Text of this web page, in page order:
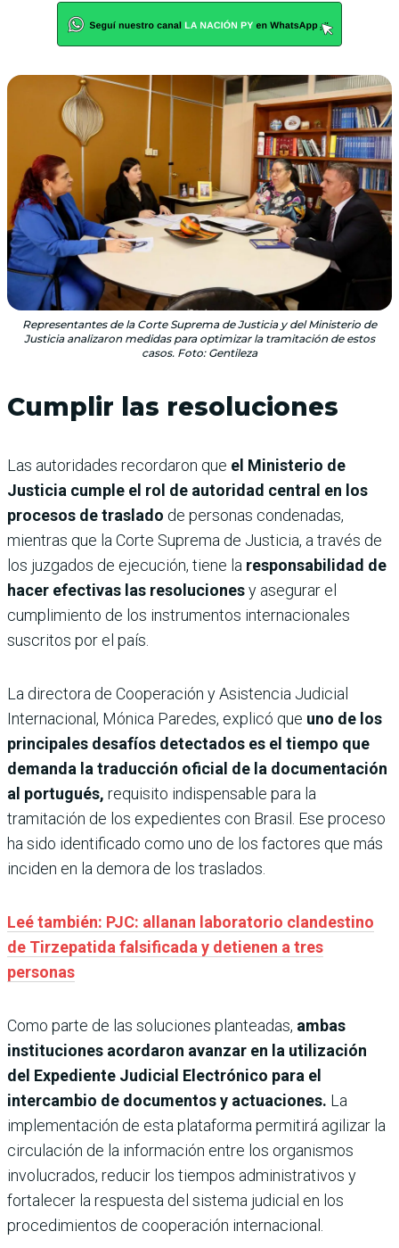
Representantes de la Corte Suprema de Justicia y del Ministerio de
Justicia analizaron medidas para optimizar la tramitación de estos
casos. Foto: Gentileza
Cumplir las resoluciones
Las autoridades recordaron que el Ministerio de
Justicia cumple el rol de autoridad central en los
procesos de traslado de personas condenadas,
mientras que la Corte Suprema de Justicia, a través de
los juzgados de ejecución, tiene la responsabilidad de
hacer efectivas las resolucionesy asegurar el
cumplimiento de los instrumentos internacionales
suscritos por el país.
La directora de Cooperación y Asistencia Judicial
Internacional, Mónica Paredes, explicó que uno de los
principales desafíos detectados es el tiempo que
demanda la traducción oficial de la documentación
al portugués, requisito indispensable para la
tramitación de los expedientes con Brasil. Ese proceso
ha sido identificado como uno de los factores que más
inciden en la demora de los traslados.
Leé también: PJC: allanan laboratorio clandestino
de Tirzepatida falsificada y detienen a tres
personas
Como parte de las soluciones planteadas, ambas
instituciones acordaron avanzar en la utilización
del Expediente Judicial Electrónico para el
intercambio de documentos y actuaciones. La
implementación de esta plataforma permitirá agilizar la
circulación de la información entre los organismos
involucrados, reducir los tiempos administrativos y
fortalecer la respuesta del sistema judicial en los
procedimientos de cooperación internacional.